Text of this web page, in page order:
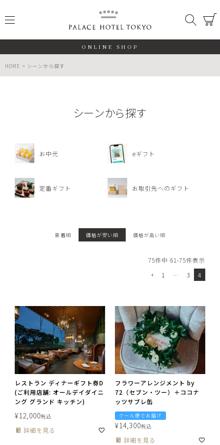
検索
ONLINE SHOP
HOME シーンから探す
シーンから探す
お中元 eギフト
定番ギフト お取引先へのギフト
新着順 価格が安い順 価格が高い順
75件中 61-75件表示
1
… 3 4
レストラン ディナーギフト券D
(ご利用店舗: オールデイダイニ
ング グランド キッチン)
¥12,000税込
詳細を見る
フラワーアレンジメント by
72（セブン・ツー）＋ココナ
ッツサブレ缶
クール便でお届け
¥14,300税込
詳細を見る
期間限定
数量限定
検索する